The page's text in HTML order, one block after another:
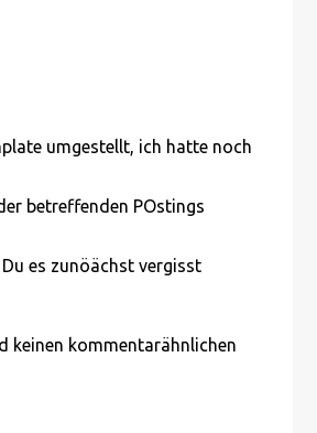
umgestellt, ich hatte noch
betreffenden POstings
es zunöächst vergisst
keinen kommentarähnlichen